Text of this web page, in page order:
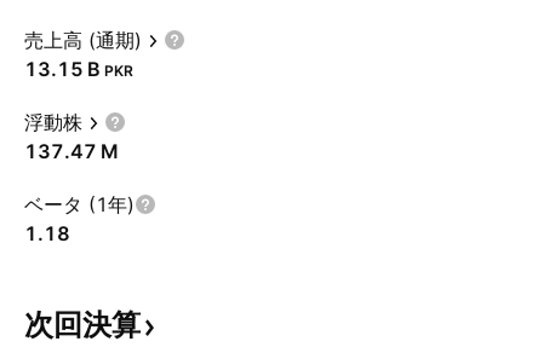
売上高 (通期)
‪13.15 B‬ PKR
浮動株
‪137.47 M‬
ベータ (1年)
1.18
次回決算